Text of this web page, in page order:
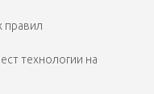
правил
технологии на